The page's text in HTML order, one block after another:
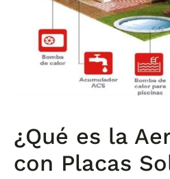
¿Qué es la
con Placas